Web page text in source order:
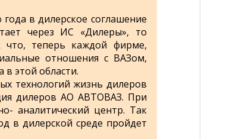
в дилерское соглашение
через ИС «Дилеры», то
что, теперь каждой фирме,
отношения с ВАЗом,
в этой области.
технологий жизнь дилеров
дилеров АО АВТОВАЗ. При
аналитический центр. Так
в дилерской среде пройдет